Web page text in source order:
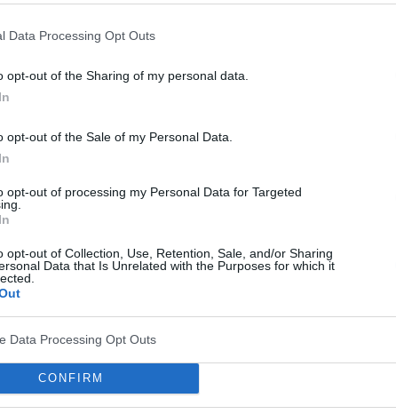
Data Processing Opt Outs
opt-out of the Sharing of my personal data.
opt-out of the Sale of my Personal Data.
opt-out of processing my Personal Data for Targeted
opt-out of Collection, Use, Retention, Sale, and/or Sharing
Data that Is Unrelated with the Purposes for which it
Data Processing Opt Outs
CONFIRM
wraz z zapaleniem gardła, ucha, oskrzeli czy
antybiotyków
całkowicie wyleczyć. Ważne jednak jest, by jak
nie należy bagatelizować żadnego niepokojącego
Udostępnij go na Facebooku?